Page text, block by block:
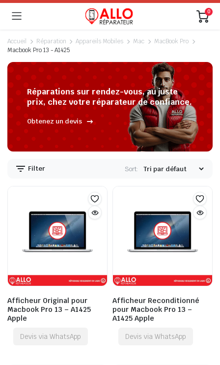
0
Accueil Réparation Appareils Mobiles Mac
MacBook Pro
Macbook Pro 13 - A1425
Réparations sur rendez-vous, au juste
prix, chez votre réparateur de confiance.
Obtenez un devis
Filter Sort:
Afficheur Original pour
Macbook Pro 13 – A1425
Apple
Devis via WhatsApp
Afficheur Reconditionné
pour Macbook Pro 13 –
A1425 Apple
Devis via WhatsApp